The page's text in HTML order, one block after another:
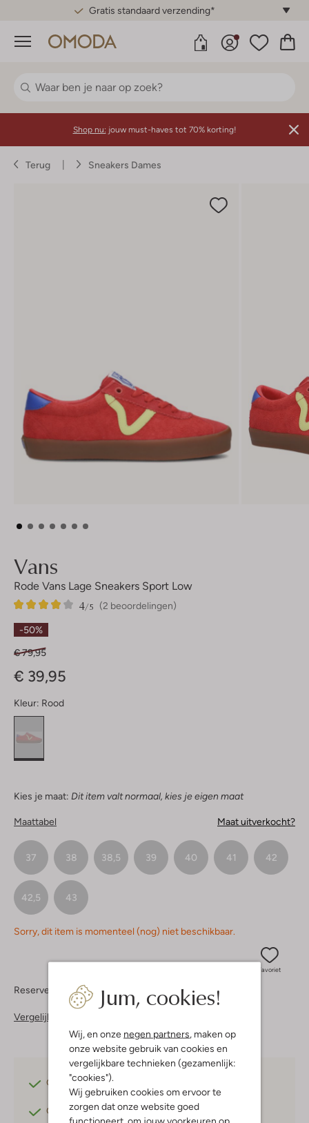
Gratis standaard verzending*
Menu
Jum, cookies!
Wij, en onze negen partners, maken op
onze website gebruik van cookies en
vergelijkbare technieken (gezamenlijk:
"cookies").
Wij gebruiken cookies om ervoor te
zorgen dat onze website goed
functioneert, om jouw voorkeuren op
Shop nu: jouw must-haves tot 70% korting!
Terug Sneakers Dames
Vans
Rode Vans Lage Sneakers Sport Low
(2 beoordelingen)
4/5
2
4
Sterren
-50%
€ 79,95
€ 39,95
Kleur: Rood
Kies je maat: Dit item valt normaal, kies je eigen maat
Maattabel Maat uitverkocht?
37 38 38,5 39 40 41 42
42,5 43
Sorry, dit item is momenteel (nog) niet beschikbaar.
Favoriet
Reserveer direct in een van onze 37 boutiques
Vergelijkbare items
Gratis verzending
Gratis retournerenbinnen 30 dagen*